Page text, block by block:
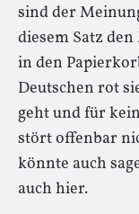
sind der
diesem Satz
in den
Deutschen rot
geht und für
stört offenbar
könnte auch
auch hier.